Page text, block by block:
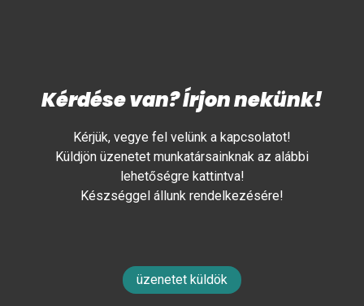
Kérdése van? Írjon nekünk!
Kérjük, vegye fel velünk a kapcsolatot!
Küldjön üzenetet munkatársainknak az alábbi
lehetőségre kattintva!
Készséggel állunk rendelkezésére!
üzenetet küldök